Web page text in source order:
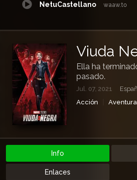
NetuCastellano waaw.to
Viuda
Ella ha
pasado.
Jul. 07, 2021
Acción
Aventura
Info
Enlaces